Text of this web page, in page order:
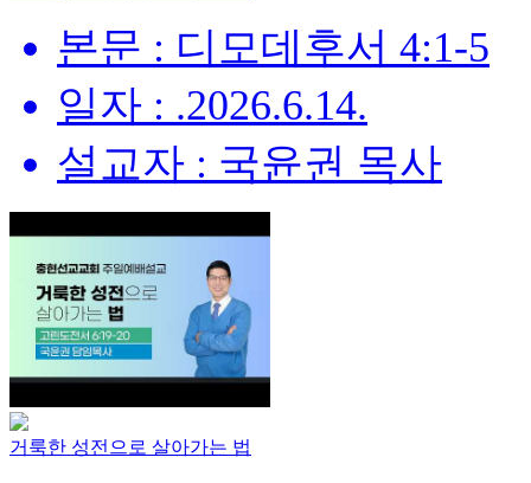
본문 : 디모데후서 4:1-5
일자 : .2026.6.14.
설교자 : 국윤권 목사
거룩한 성전으로 살아가는 법